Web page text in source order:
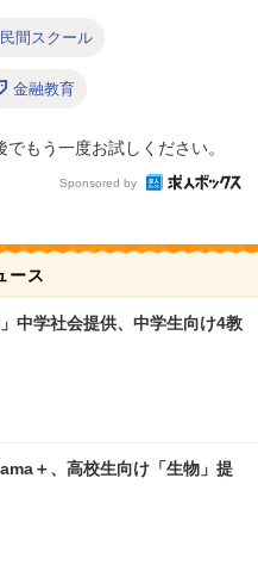
間スクール
金融教育
もう一度お試しください。
Sponsored by
ース
中学社会提供、中学生向け4教
＋、高校生向け「生物」提